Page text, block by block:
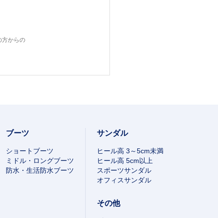
方からの
ブーツ
ショートブーツ
ミドル・ロングブーツ
防水・生活防水ブーツ
サンダル
ヒール高 3～5cm未満
ヒール高 5cm以上
スポーツサンダル
オフィスサンダル
その他